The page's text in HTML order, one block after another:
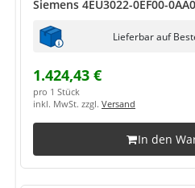
Siemens 4EU3022-0EF00-0AA0
Lieferbar auf
1.424,43 €
pro 1 Stück
inkl. MwSt. zzgl. Versand
In den